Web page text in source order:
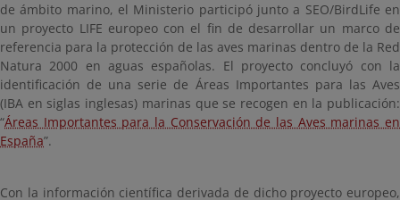
de ámbito marino, el Ministerio participó junto a SEO/BirdLife en
un proyecto LIFE europeo con el fin de desarrollar un marco de
referencia para la protección de las aves marinas dentro de la Red
Natura 2000 en aguas españolas. El proyecto concluyó con la
identificación de una serie de Áreas Importantes para las Aves
(IBA en siglas inglesas) marinas que se recogen en la publicación:
“Áreas Importantes para la Conservación de las Aves marinas en
España”.
Con la información científica derivada de dicho proyecto europeo,